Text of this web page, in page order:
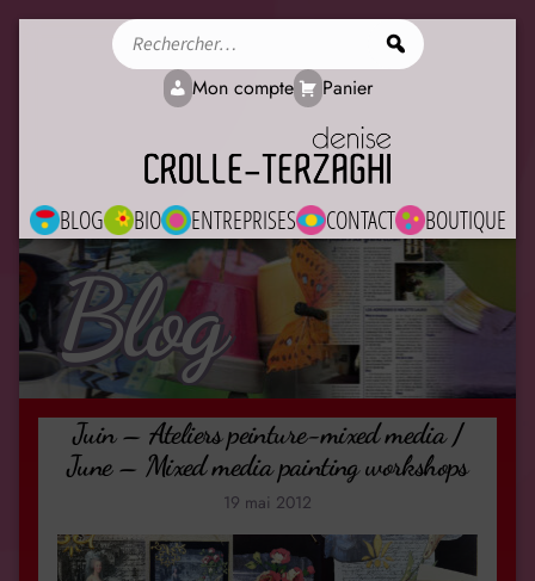
BLOG BIO ENTREPRISES CONTACT BOUTIQUE
Mon compte Panier
Blog
Juin – Ateliers peinture-mixed media /
June – Mixed media painting workshops
19 mai 2012